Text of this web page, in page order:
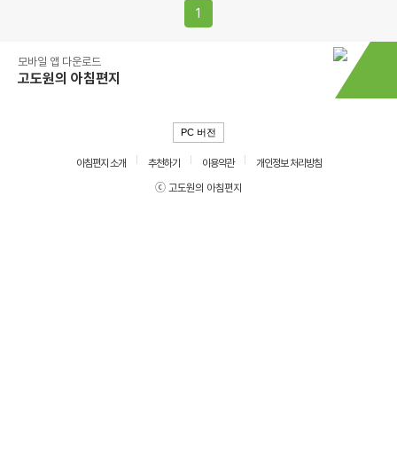
1
모바일 앱 다운로드
고도원의 아침편지
PC 버전
아침편지 소개 추천하기 이용약관
개인정보 처리방침
ⓒ 고도원의 아침편지